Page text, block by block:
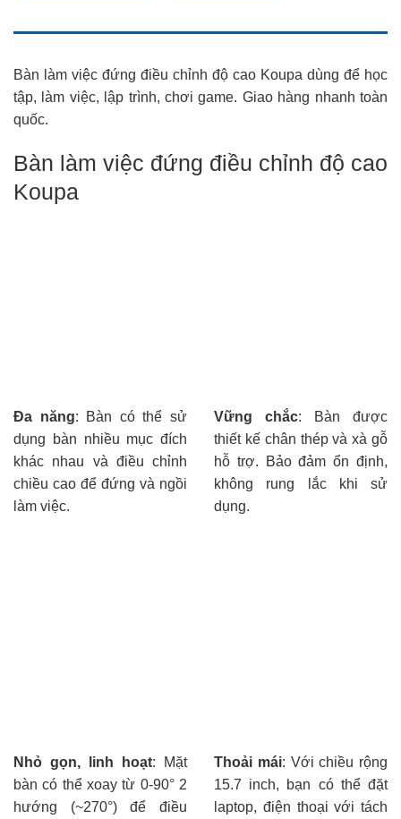
Bàn làm việc đứng điều chỉnh độ cao Koupa dùng để học
tập, làm việc, lập trình, chơi game. Giao hàng nhanh toàn
quốc.
Bàn làm việc đứng điều chỉnh độ cao
Koupa
Đa năng: Bàn có thể sử
dụng bàn nhiều mục đích
khác nhau và điều chỉnh
chiều cao để đứng và ngồi
làm việc.
Vững chắc: Bàn được
thiết kế chân thép và xà gỗ
hỗ trợ. Bảo đảm ổn định,
không rung lắc khi sử
dụng.
Nhỏ gọn, linh hoạt: Mặt
bàn có thể xoay từ 0-90° 2
hướng (~270°) để điều
Thoải mái: Với chiều rộng
15.7 inch, bạn có thể đặt
laptop, điện thoại với tách